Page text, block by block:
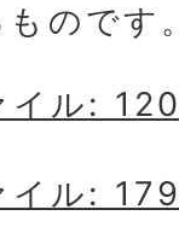
のです
イル:
イル: